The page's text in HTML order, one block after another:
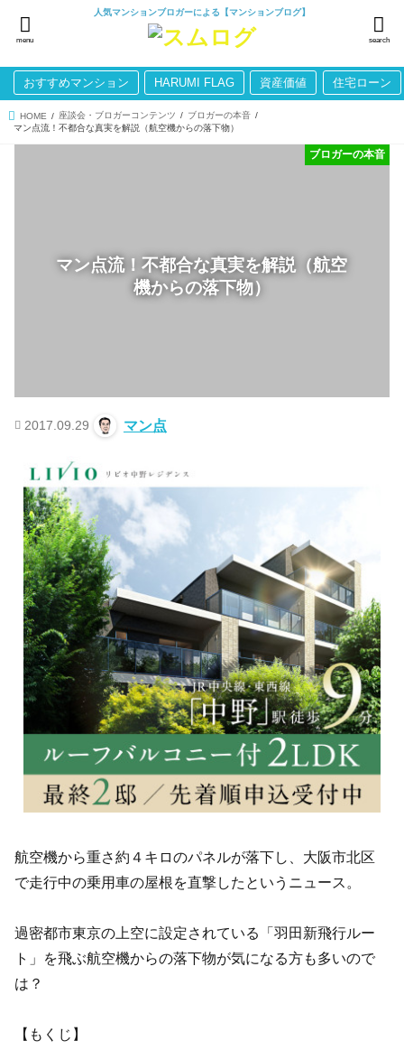
人気マンションブロガーによる【マンションブログ】
search
menu
おすすめマンション HARUMI FLAG 資産価値 住宅ローン
HOME 座談会・ブロガーコンテンツ
ブロガーの本音
マン点流！不都合な真実を解説（航空機からの落下物）
マン点流！不都合な真実を解説（航空
機からの落下物）
ブロガーの本音
2017.09.29 マン点
航空機から重さ約４キロのパネルが落下し、大阪市北区
で走行中の乗用車の屋根を直撃したというニュース。
過密都市東京の上空に設定されている「羽田新飛行ルー
ト」を飛ぶ航空機からの落下物が気になる方も多いので
は？
【もくじ】